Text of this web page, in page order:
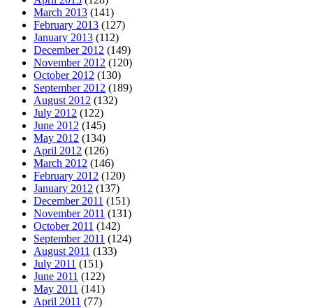
March 2013 (141)
February 2013 (127)
January 2013 (112)
December 2012 (149)
November 2012 (120)
October 2012 (130)
September 2012 (189)
August 2012 (132)
July 2012 (122)
June 2012 (145)
May 2012 (134)
April 2012 (126)
March 2012 (146)
February 2012 (120)
January 2012 (137)
December 2011 (151)
November 2011 (131)
October 2011 (142)
September 2011 (124)
August 2011 (133)
July 2011 (151)
June 2011 (122)
May 2011 (141)
April 2011 (77)